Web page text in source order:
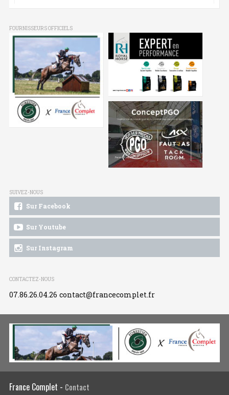
FOURNISSEURS OFFICIELS
SUIVEZ-NOUS
Sur Facebook
Sur Youtube
Sur Instagram
CONTACTEZ-NOUS
07.86.26.04.26 contact@francecomplet.fr
France Complet - Contact